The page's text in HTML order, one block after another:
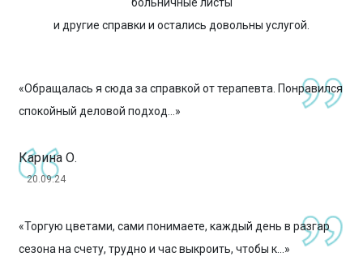
и другие справки и остались довольны услугой.
«Обращалась я сюда за справкой от терапевта. Понравился
спокойный деловой подход...»
Карина О.
20.09.24
«Торгую цветами, сами понимаете, каждый день в разгар
сезона на счету, трудно и час выкроить, чтобы к...»